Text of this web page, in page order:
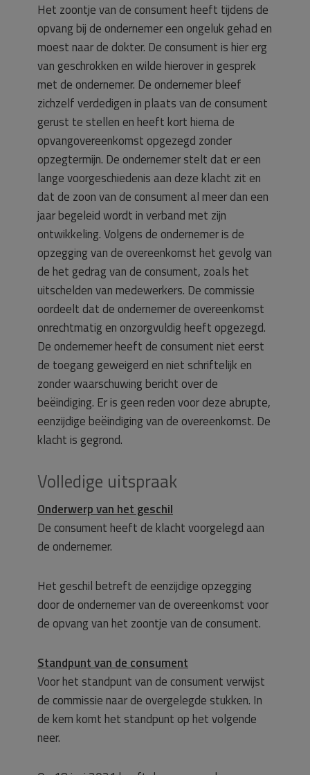
Het zoontje van de consument heeft tijdens de
opvang bij de ondernemer een ongeluk gehad en
moest naar de dokter. De consument is hier erg
van geschrokken en wilde hierover in gesprek
met de ondernemer. De ondernemer bleef
zichzelf verdedigen in plaats van de consument
gerust te stellen en heeft kort hierna de
opvangovereenkomst opgezegd zonder
opzegtermijn. De ondernemer stelt dat er een
lange voorgeschiedenis aan deze klacht zit en
dat de zoon van de consument al meer dan een
jaar begeleid wordt in verband met zijn
ontwikkeling. Volgens de ondernemer is de
opzegging van de overeenkomst het gevolg van
de het gedrag van de consument, zoals het
uitschelden van medewerkers. De commissie
oordeelt dat de ondernemer de overeenkomst
onrechtmatig en onzorgvuldig heeft opgezegd.
De ondernemer heeft de consument niet eerst
de toegang geweigerd en niet schriftelijk en
zonder waarschuwing bericht over de
beëindiging. Er is geen reden voor deze abrupte,
eenzijdige beëindiging van de overeenkomst. De
klacht is gegrond.
Volledige uitspraak
Onderwerp van het geschil
De consument heeft de klacht voorgelegd aan
de ondernemer.
Het geschil betreft de eenzijdige opzegging
door de ondernemer van de overeenkomst voor
de opvang van het zoontje van de consument.
Standpunt van de consument
Voor het standpunt van de consument verwijst
de commissie naar de overgelegde stukken. In
de kern komt het standpunt op het volgende
neer.